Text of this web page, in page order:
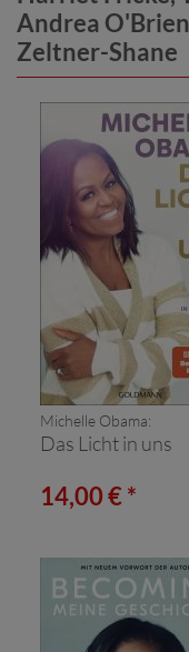
Andrea
Zeltner-Shane
Michelle Obama:
Das Licht in uns
14,00 € *